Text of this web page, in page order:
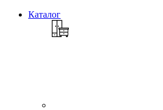
Каталог